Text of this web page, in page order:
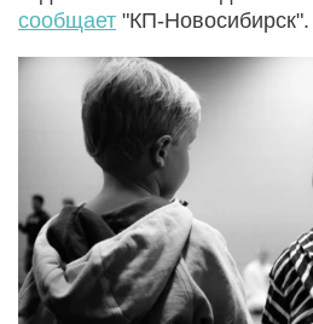
сообщает "КП-Новосибирск".